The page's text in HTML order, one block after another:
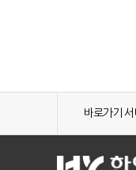
바로가기 서